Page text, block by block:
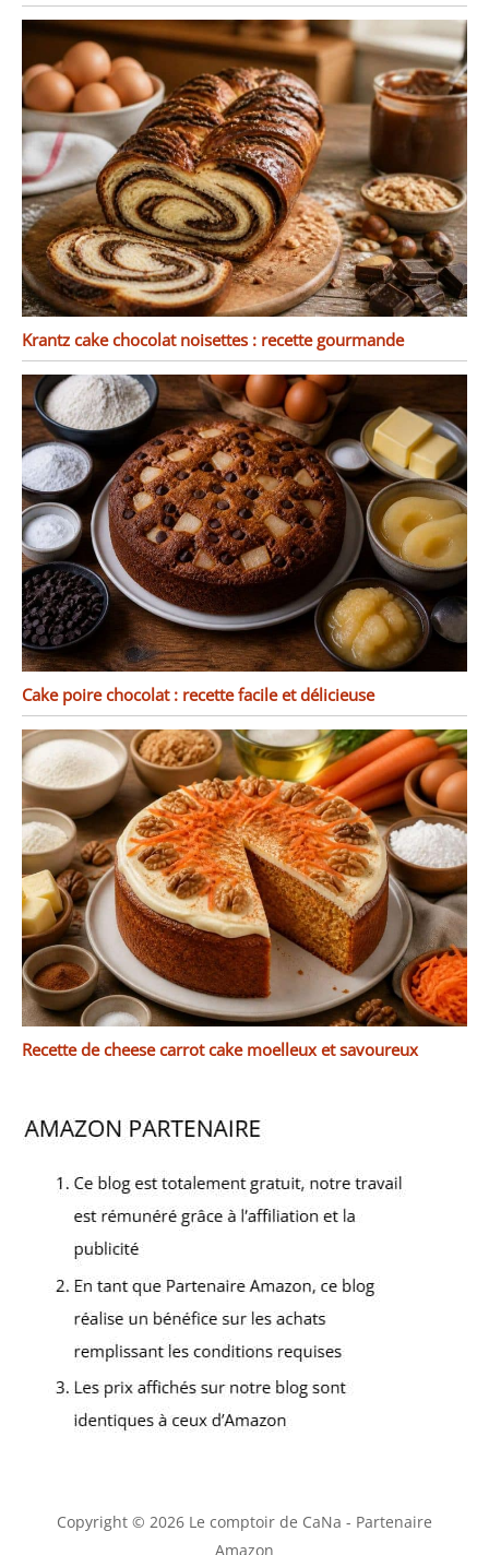
Krantz cake chocolat noisettes : recette gourmande
Cake poire chocolat : recette facile et délicieuse
Recette de cheese carrot cake moelleux et savoureux
Copyright © 2026 Le comptoir de CaNa - Partenaire
Amazon